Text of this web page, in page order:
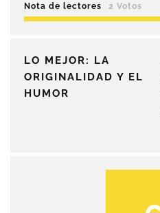
Nota de lectores 2 Votos
LO MEJOR: LA
ORIGINALIDAD Y EL
HUMOR